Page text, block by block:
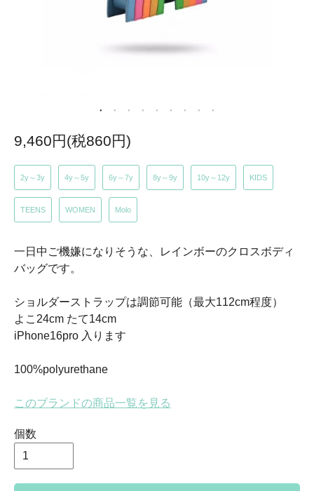
9,460円(税860円)
2y～3y 4y～5y 6y～7y 8y～9y 10y～12y KIDS
TEENS WOMEN Molo
一日中ご機嫌になりそうな、レインボーのクロスボディ
バッグです。
ショルダーストラップは調節可能（最大112cm程度）
よこ24cm たて14cm
iPhone16pro 入ります
100%polyurethane
このブランドの商品一覧を見る
個数